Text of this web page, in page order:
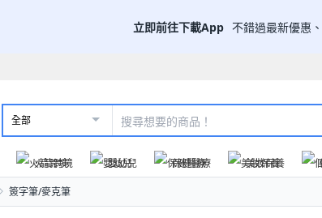
立即前往下載App 不錯過最新優惠
全部
火箭跨境 嬰幼兒 保健醫療 美妝保養
簽字筆/麥克筆